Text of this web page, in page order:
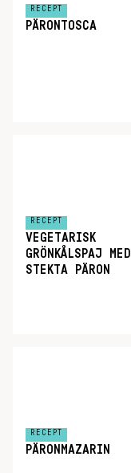
RECEPT
PÄRONTOSCA
RECEPT
VEGETARISK
GRÖNKÅLSPAJ MED
STEKTA PÄRON
RECEPT
PÄRONMAZARIN